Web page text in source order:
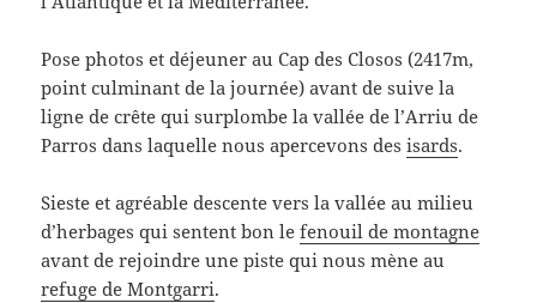
Pose photos et déjeuner au Cap des Closos (2417m,
point culminant de la journée) avant de suive la
ligne de crête qui surplombe la vallée de l’Arriu de
Parros dans laquelle nous apercevons desisards.
Sieste et agréable descente vers la vallée au milieu
d’herbages qui sentent bon lefenouil de montagne
avant de rejoindre une piste qui nous mène au
refuge de Montgarri.